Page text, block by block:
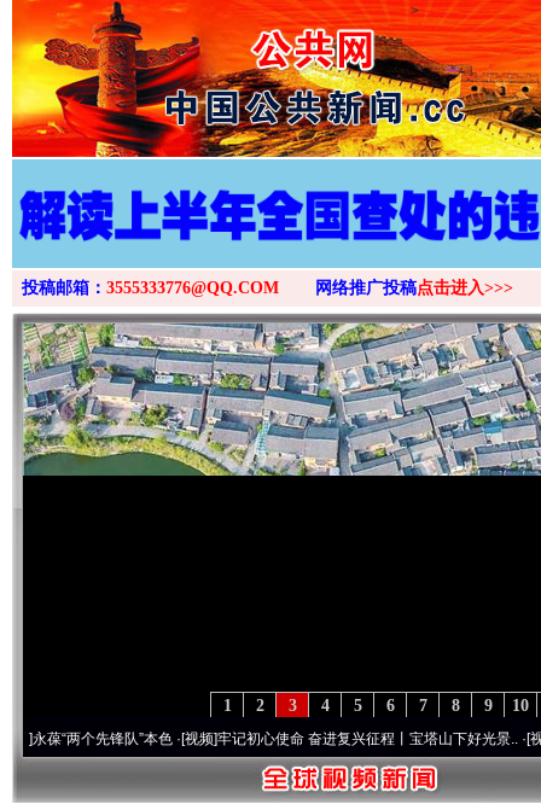
>
投稿邮箱： 3555333776@QQ.COM 网络推广投稿点击进入>>>
10
9
8
7
6
5
4
3
2
1
“两个先锋队”本色·[视频]牢记初心使命 奋进复兴征程丨宝塔山下好光景..·[视频]因